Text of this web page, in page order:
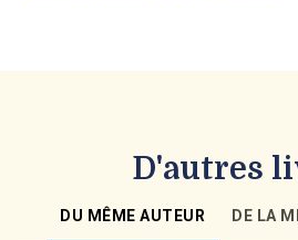
D'autres
DU MÊME AUTEUR DE LA